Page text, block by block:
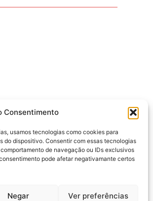
Consentimento
usamos tecnologias como cookies para
do dispositivo. Consentir com essas tecnologias
de navegação ou IDs exclusivos
pode afetar negativamante certos
Negar Ver preferências
atiradores